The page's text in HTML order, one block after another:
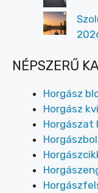
NÉPSZERŰ
Horgász
Horgász
Horgászat